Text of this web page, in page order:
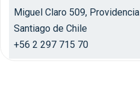
Miguel Claro 509, Providencia
Santiago de Chile
+56 2 297 715 70